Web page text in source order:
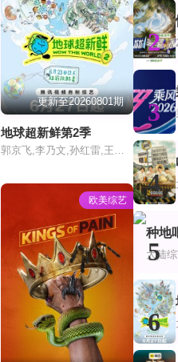
更新至20260801期
地球超新鲜第2季
郭京飞,李乃文,孙红雷,王玉雯,陈星旭,刘宇宁,林一,龚俊
欧美综艺
2
3
4
5
种地
大陆
6